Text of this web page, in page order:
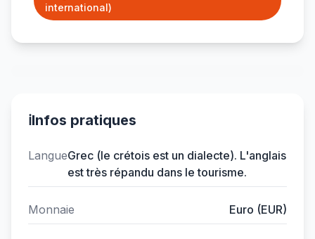
international)
ℹ️Infos pratiques
LangueGrec (le crétois est un dialecte). L'anglais
est très répandu dans le tourisme.
Monnaie Euro (EUR)